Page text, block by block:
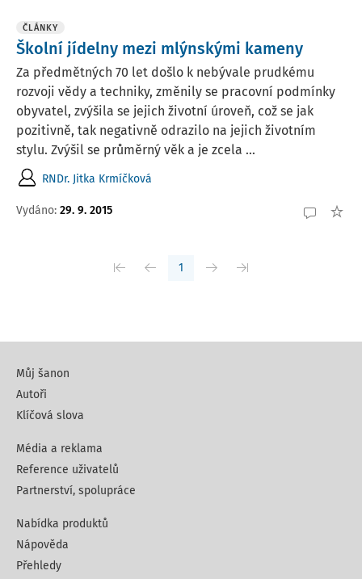
ČLÁNKY
Školní jídelny mezi mlýnskými kameny
Za předmětných 70 let došlo k nebývale prudkému
rozvoji vědy a techniky, změnily se pracovní podmínky
obyvatel, zvýšila se jejich životní úroveň, což se jak
pozitivně, tak negativně odrazilo na jejich životním
stylu. Zvýšil se průměrný věk a je zcela ...
RNDr. Jitka Krmíčková
Vydáno: 29. 9. 2015
1
Můj šanon
Autoři
Klíčová slova
Média a reklama
Reference uživatelů
Partnerství, spolupráce
Nabídka produktů
Nápověda
Přehledy